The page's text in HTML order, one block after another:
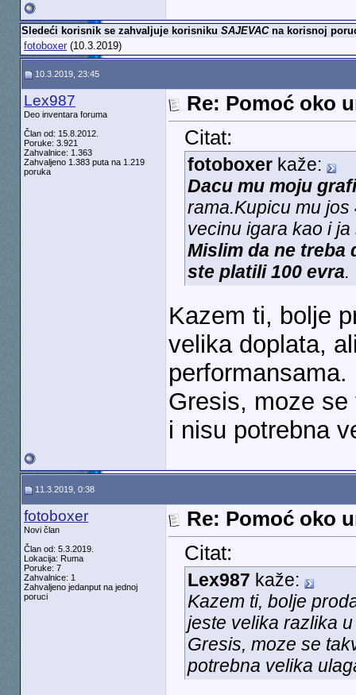
Sledeći korisnik se zahvaljuje korisniku SAJEVACna korisnoj
fotoboxer(10.3.2019)
10.3.2019, 23:45
Lex987
Deo inventara foruma
Član od: 15.8.2012.
Poruke: 3.921
Zahvalnice: 1.363
Zahvaljeno 1.383 puta na 1.219
poruka
Re: Pomoć oko
Citat:
fotoboxerkaže:
Dacu mu moju
rama.Kupicu mu
vecinu igara kao i
Mislim da ne treba
ste platili 100 evra.
Kazem ti, bolje
velika doplata,
performansama.
Gresis, moze
i nisu potrebna
11.3.2019, 0:38
fotoboxer
Novi član
Član od: 5.3.2019.
Lokacija: Ruma
Poruke: 7
Zahvalnice: 1
Zahvaljeno jedanput na jednoj
poruci
Re: Pomoć oko
Citat:
Lex987 kaže:
Kazem ti, bolje
jeste velika razlika
Gresis, moze se
potrebna velika